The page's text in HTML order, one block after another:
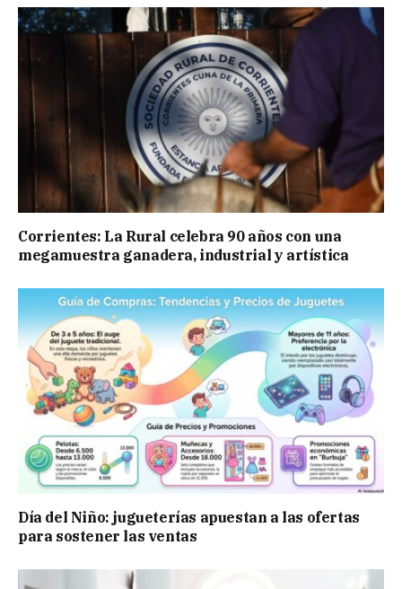
Corrientes: La Rural celebra 90 años con una
megamuestra ganadera, industrial y artística
Día del Niño: jugueterías apuestan a las ofertas
para sostener las ventas